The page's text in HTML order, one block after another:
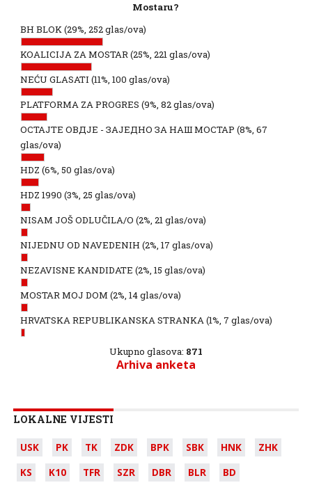
Mostaru?
BH BLOK(29%, 252 glas/ova)
KOALICIJA ZA MOSTAR(25%, 221 glas/ova)
NEĆU GLASATI (11%, 100 glas/ova)
PLATFORMA ZA PROGRES (9%, 82 glas/ova)
ОСТАЈТЕ ОВДЈЕ - ЗАЈЕДНО ЗА НАШ МОСТАР (8%, 67
glas/ova)
HDZ (6%, 50 glas/ova)
HDZ 1990 (3%, 25 glas/ova)
NISAM JOŠ ODLUČILA/O (2%, 21 glas/ova)
NIJEDNU OD NAVEDENIH (2%, 17 glas/ova)
NEZAVISNE KANDIDATE (2%, 15 glas/ova)
MOSTAR MOJ DOM (2%, 14 glas/ova)
HRVATSKA REPUBLIKANSKA STRANKA(1%, 7 glas/ova)
Ukupno glasova: 871
Arhiva anketa
LOKALNE VIJESTI
USK PK TK ZDK BPK SBK HNK
ZHK
KS
K10 TFR SZR DBR BLR BD